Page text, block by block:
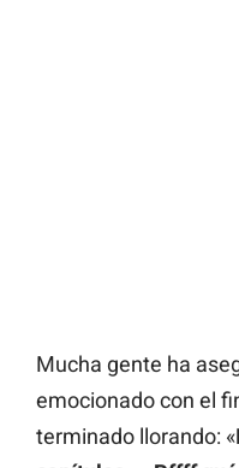
Mucha gente ha
emocionado con el
terminado llorando: «